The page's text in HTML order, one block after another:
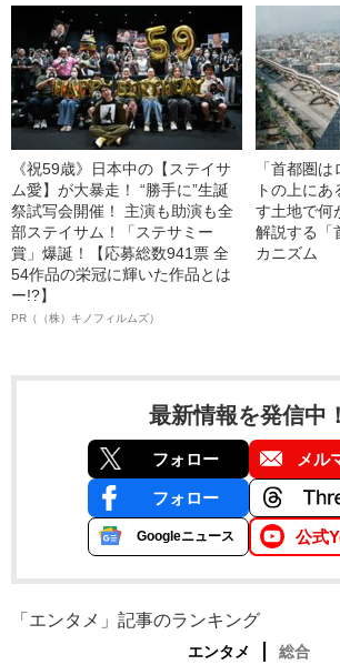
《祝59歳》日本中の【ステイサ
ム愛】が大暴走！ “勝手に”生誕
祭試写会開催！ 主演も助演も全
部ステイサム！「ステサミー
賞」爆誕！【応募総数941票 全
54作品の栄冠に輝いた作品とは
ー!?】
PR（（株）キノフィルムズ）
「首都圏
トの上に
す土地で
解説する「
カニズム
最新情報を発信中！
フォロー メル
フォロー
Googleニュース 公式
「エンタメ」記事のランキング
エンタメ 総合